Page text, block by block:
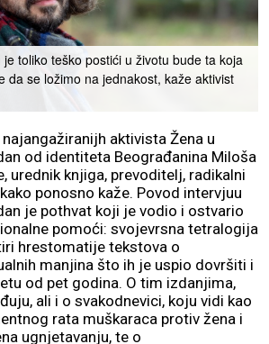
toliko teško postići u životu bude ta koja
da se ložimo na jednakost, kaže aktivist
aktivista Žena u
od identiteta Beograđanina Miloša
urednik knjiga, prevoditelj, radikalni
ponosno kaže. Povod intervjuu
je pothvat koji je vodio i ostvario
pomoći: svojevrsna tetralogija
hrestomatije tekstova o
manjina što ih je uspio dovršiti i
od pet godina. O tim izdanjima,
ali i o svakodnevici, koju vidi kao
rata muškaraca protiv žena i
ugnjetavanju, te o